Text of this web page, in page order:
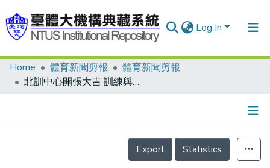
Log In
Communities & Collections
Home 體育新聞剪報
體育新聞剪報
北訓中心開張大吉 訓練與科學密切配合 與左訓中心南北呼應/分工合作才能相輔相成 以北訓中心的研究及分析成果 配合左訓的經驗 將對選手的培訓事半功倍
Details
Export
Statistics